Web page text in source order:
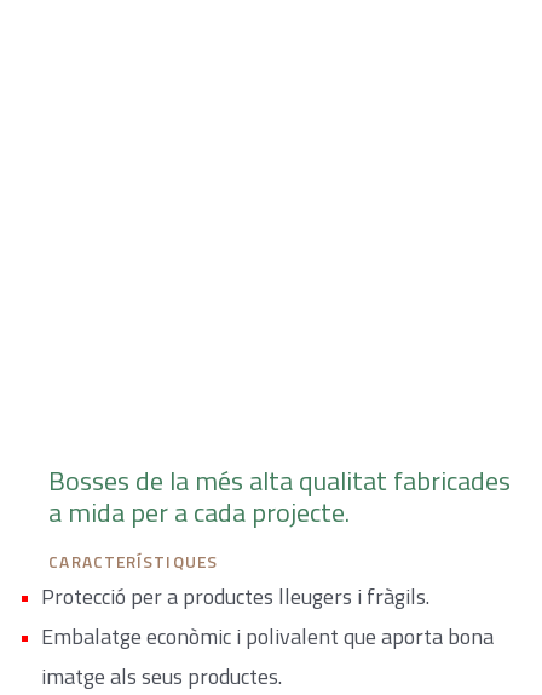
Bosses de la més alta qualitat fabricades
a mida per a cada projecte.
CARACTERÍSTIQUES
Protecció per a productes lleugers i fràgils.
Embalatge econòmic i polivalent que aporta bona
imatge als seus productes.